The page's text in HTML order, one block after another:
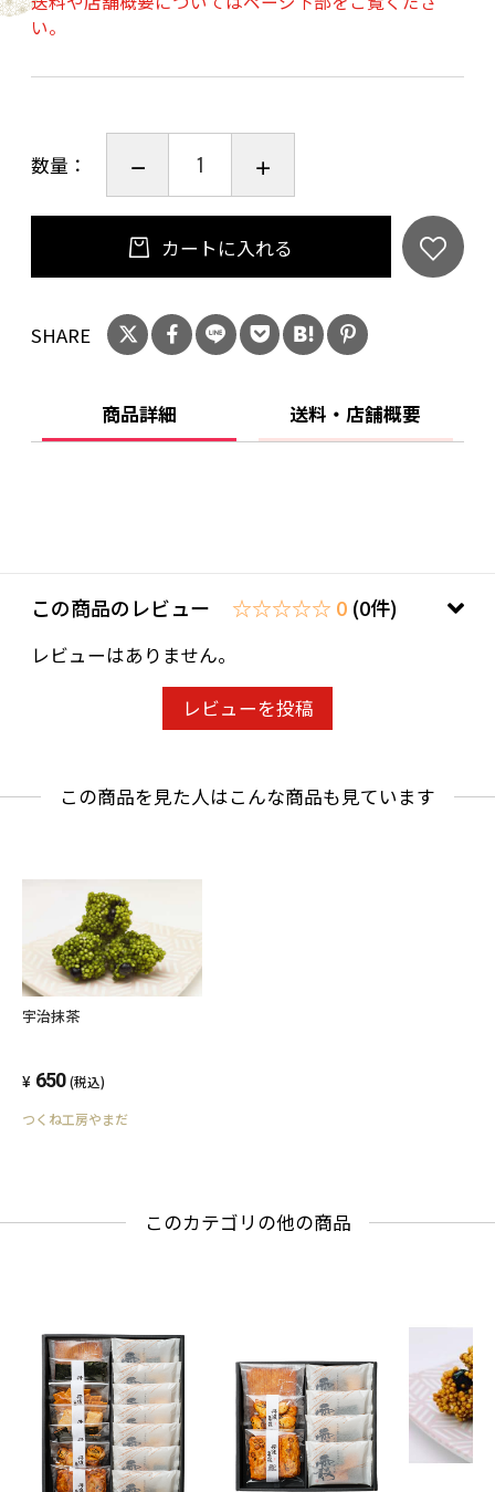
い。
数量：
カートに入れる
SHARE
商品詳細 送料・店舗概要
この商品のレビュー ☆☆☆☆☆ 0 (0件)
レビューはありません。
レビューを投稿
この商品を見た人はこんな商品も見ています
宇治抹茶
650 (税込)
つくね工房やまだ
このカテゴリの他の商品